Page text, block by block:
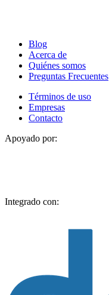
Blog
Acerca de
Quiénes somos
Preguntas Frecuentes
Términos de uso
Empresas
Contacto
Apoyado por:
Integrado con: